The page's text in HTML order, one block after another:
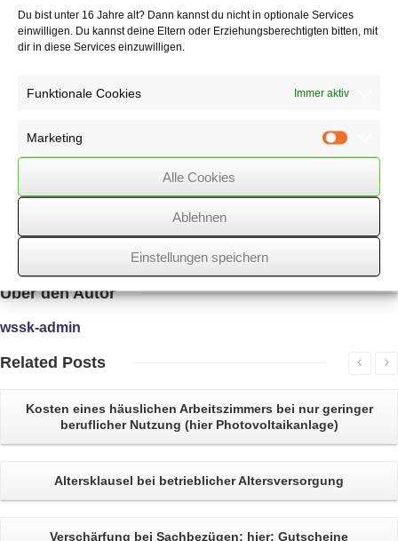
Du bist unter 16 Jahre alt? Dann kannst du nicht in optionale Services
einwilligen. Du kannst deine Eltern oder Erziehungsberechtigten bitten, mit
dir in diese Services einzuwilligen.
Funktionale Cookies Immer aktiv
Marketing
Alle Cookies
Ablehnen
Einstellungen speichern
Pflegekraft auf dem Rückweg von Besorgungen für die
Pflegepersonen
ist. So ist es unschädlich, dass die Nahrungsmittelbeschaffung nicht im
sich um eine unfallversicherte Tätigkeit einer Pflegeperson. Daher kam
es auf die Frage der Handlungstendenz nicht mehr an.
13/04/2021 / WSSK
Überden Autor
wssk-admin
Related Posts
Kosten eines häuslichen Arbeitszimmersbei nur geringer
beruflicher Nutzung (hier Photovoltaikanlage)
Altersklausel bei betrieblicher Altersversorgung
Verschärfung bei Sachbezügen; hier: Gutscheine